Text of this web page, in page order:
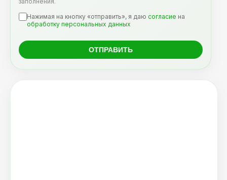
Нажимая на кнопку «отправить», я даю согласие на
обработку персональных данных